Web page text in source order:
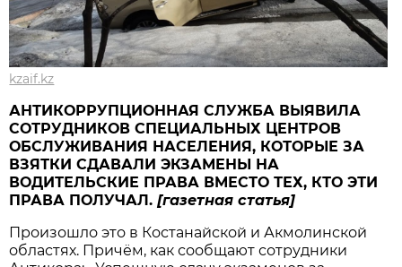
kzaif.kz
АНТИКОРРУПЦИОННАЯ СЛУЖБА ВЫЯВИЛА
СОТРУДНИКОВ СПЕЦИАЛЬНЫХ ЦЕНТРОВ
ОБСЛУЖИВАНИЯ НАСЕЛЕНИЯ, КОТОРЫЕ ЗА
ВЗЯТКИ СДАВАЛИ ЭКЗАМЕНЫ НА
ВОДИТЕЛЬСКИЕ ПРАВА ВМЕСТО ТЕХ, КТО ЭТИ
ПРАВА ПОЛУЧАЛ.[газетная статья]
Произошло это в Костанайской и Акмолинской
областях. Причём, как сообщают сотрудники